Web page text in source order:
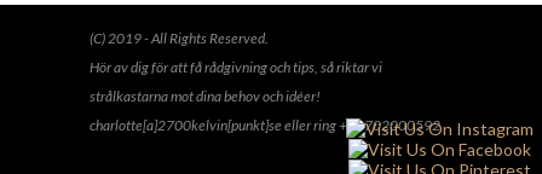
(C) 2019 - All Rights Reserved.
Hör av dig för att få rådgivning och tips, så riktar vi
strålkastarna mot dina behov och idéer!
charlotte[a]2700kelvin[punkt]se eller ring +46702000592